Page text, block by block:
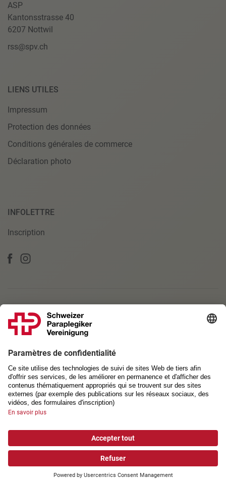
ASP
Kantonsstrasse 40
6207 Nottwil
rss@spv.ch
LIENS UTILES
Impressum
Protection des données
Conditions générales de commerce
Déclaration photo
INFOLETTRE
Inscription
PARTENAIRES